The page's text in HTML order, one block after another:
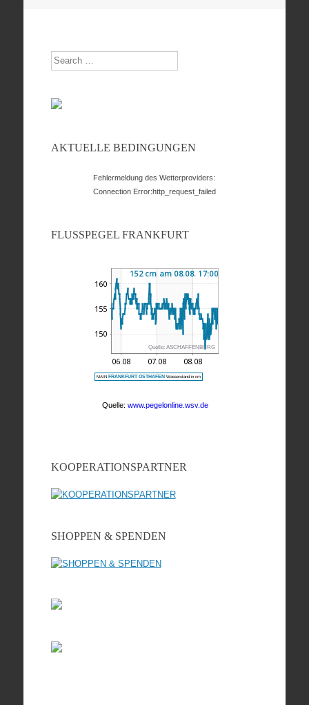
Search
AKTUELLE BEDINGUNGEN
Fehlermeldung des Wetterproviders:
Connection Error:http_request_failed
FLUSSPEGEL FRANKFURT
KOOPERATIONSPARTNER
SHOPPEN & SPENDEN